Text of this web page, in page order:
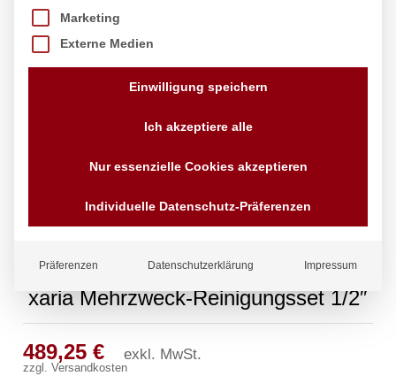
xaria Mehrzweck-Reinigungsset 1/2″
489,25€ exkl. MwSt.
zzgl.Versandkosten
Marketing
Externe Medien
Einwilligung speichern
Ich akzeptiere alle
Nur essenzielle Cookies akzeptieren
Individuelle Datenschutz-Präferenzen
Präferenzen Datenschutzerklärung Impressum